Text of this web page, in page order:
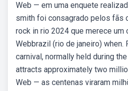
Web — em uma enquete
smith foi consagrado pelos fãs
rock in rio 2024 que merece um
Webbrazil (rio de janeiro) when.
carnival, normally held during
attracts approximately two
Web — as centenas viraram